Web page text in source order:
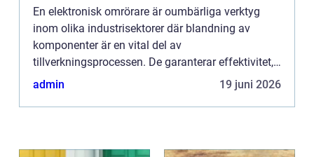
En elektronisk omrörare är oumbärliga verktyg
inom olika industrisektorer där blandning av
komponenter är en vital del av
tillverkningsprocessen. De garanterar effektivitet,
reproducerbarhet och kvalitetskontroll vid
admin 19 juni 2026